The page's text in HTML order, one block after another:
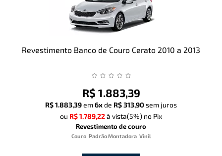
Revestimento Banco de Couro Cerato 2010 a 2013
R$ 1.883,39
R$ 1.883,39em6xde R$ 313,90sem juros
ou R$ 1.789,22à vista(5%) no Pix
Revestimento de couro
Couro Padrão Montadora Vinil